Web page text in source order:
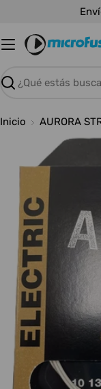
contenido
Buscar
Inicio AURORA
medios 0 en